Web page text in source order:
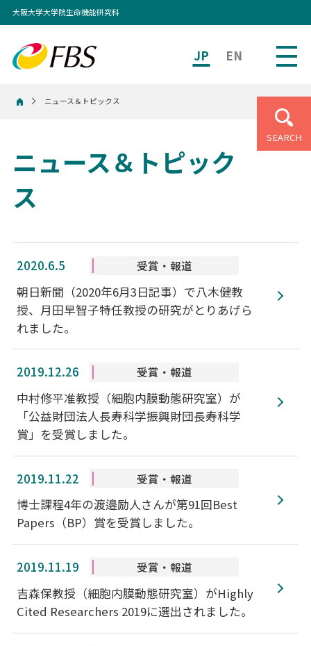
JP EN
大阪大学大学院生命機能研究科
SEARCH
ホームニュース＆トピックス
ニュース＆トピック
ス
2020.6.5 受賞・報道
朝日新聞（2020年6月3日記事）で八木健教
授、月田早智子特任教授の研究がとりあげら
れました。
2019.12.26 受賞・報道
中村修平准教授（細胞内膜動態研究室）が
「公益財団法人長寿科学振興財団長寿科学
賞」を受賞しました。
2019.11.22 受賞・報道
博士課程4年の渡邉励人さんが第91回Best
Papers（BP）賞を受賞しました。
2019.11.19 受賞・報道
吉森保教授（細胞内膜動態研究室）がHighly
Cited Researchers 2019に選出されました。